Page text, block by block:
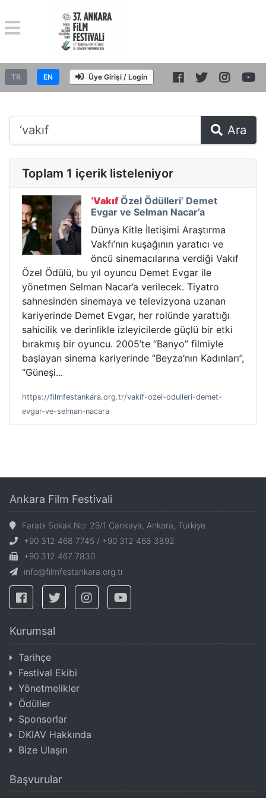
TR EN Üye Girişi / Login
Ara
Toplam 1 içerik listeleniyor
‘VakıfÖzel Ödülleri’ Demet
Evgar ve Selman Nacar’a
Dünya Kitle İletişimi Araştırma
Vakfı’nın kuşağının yaratıcı ve
öncü sinemacılarına verdiği Vakıf
Özel Ödülü, bu yıl oyuncu Demet Evgar ile
yönetmen Selman Nacar’a verilecek. Tiyatro
sahnesinden sinemaya ve televizyona uzanan
kariyerinde Demet Evgar, her rolünde yarattığı
sahicilik ve derinlikle izleyicilerde güçlü bir etki
bırakmış bir oyuncu. 2005’te “Banyo” filmiyle
başlayan sinema kariyerinde “Beyza’nın Kadınları”,
“Güneşi...
https://filmfestankara.org.tr/vakif-ozel-odulleri-demet-
evgar-ve-selman-nacara
Ankara Film Festivali
Farabi Sokak No: 29/1 Çankaya, Ankara, Türkiye
+90 312 468 7745 / +90 312 468 3892
+90 312 467 7830
info@filmfestankara.org.tr
Kurumsal
Tarihçe
Festival Ekibi
Yönetmelikler
Ödüller
Sponsorlar
DKIAV Hakkında
Bize Ulaşın
Başvurular